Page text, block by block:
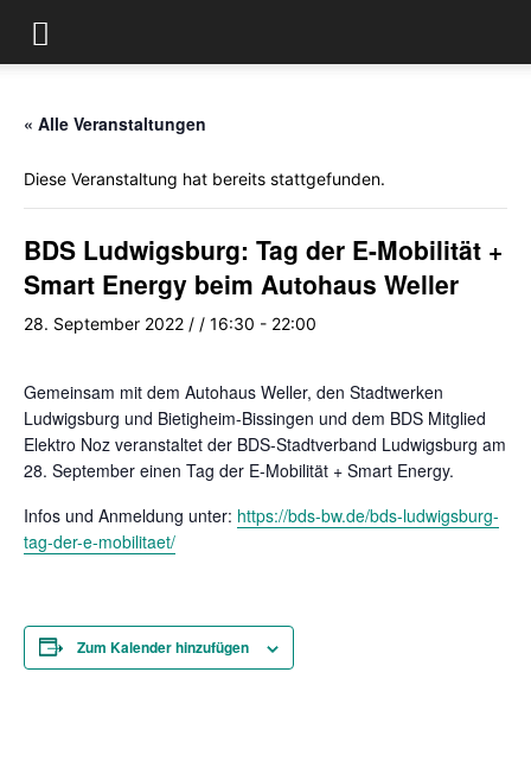
« Alle Veranstaltungen
Diese Veranstaltung hat bereits stattgefunden.
BDS Ludwigsburg: Tag der E-Mobilität +
Smart Energy beim Autohaus Weller
28. September 2022 / / 16:30 - 22:00
Gemeinsam mit dem Autohaus Weller, den Stadtwerken
Ludwigsburg und Bietigheim-Bissingen und dem BDS Mitglied
Elektro Noz veranstaltet der BDS-Stadtverband Ludwigsburg am
28. September einen Tag der E-Mobilität + Smart Energy.
Infos und Anmeldung unter: https://bds-bw.de/bds-ludwigsburg-
tag-der-e-mobilitaet/
Zum Kalender hinzufügen